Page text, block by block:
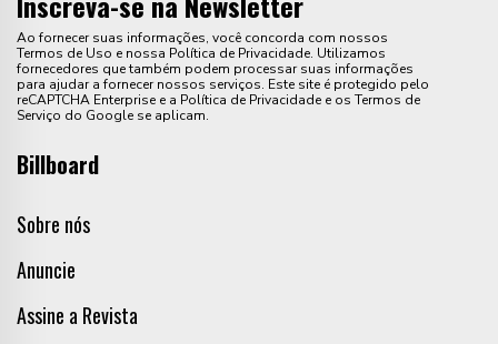
Ao fornecer suas informações, você concorda com nossos
Termos de Uso e nossa Política de Privacidade. Utilizamos
fornecedores que também podem processar suas informações
para ajudar a fornecer nossos serviços. Este site é protegido pelo
reCAPTCHA Enterprise e a Política de Privacidade e os Termos de
Serviço do Google se aplicam.
Billboard
Sobre nós
Anuncie
Assine a Revista